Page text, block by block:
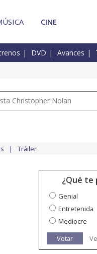
CINE
DVD Avances
Christopher Nolan
Tráiler
¿Qué te
Genial
Entretenida
Mediocre
Votar